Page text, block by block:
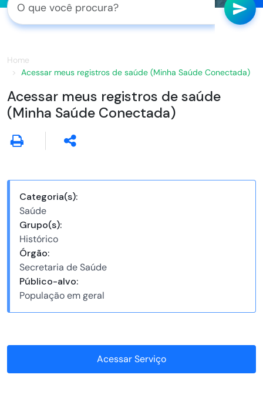
Home
Acessar meus registros de saúde (Minha Saúde Conectada)
Acessar meus registros de saúde
(Minha Saúde Conectada)
Categoria(s):
Saúde
Grupo(s):
Histórico
Órgão:
Secretaria de Saúde
Público-alvo:
População em geral
Acessar Serviço